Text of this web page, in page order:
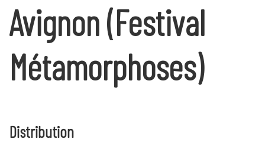
Avignon (Festival
Métamorphoses)
Distribution